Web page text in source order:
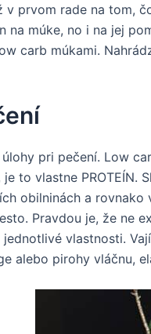
prvom rade na tom,
na múke, no i na jej
carb múkami.
pri pečení. Low
to vlastne
obilninách a
Pravdou je, že ne
vlastnosti.
alebo pirohy vláčnu,